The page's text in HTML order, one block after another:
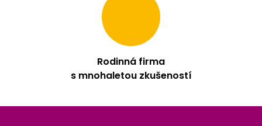
Rodinná firma
s mnohaletou zkušeností